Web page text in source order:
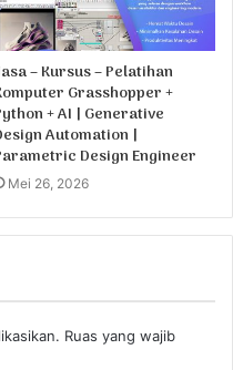
– Kursus – Pelatihan
Grasshopper +
+ AI | Generative
Automation |
Design Engineer
Mei 26, 2026
Ruas yang wajib